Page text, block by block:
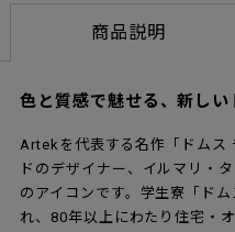
商品説明
色と質感で魅せる、新しい
Artekを代表する名作「ドムス
ドのデザイナー、イルマリ・
のアイコンです。学生寮「ド
れ、80年以上にわたり住宅・